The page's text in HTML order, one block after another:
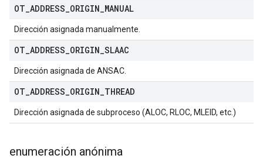
OT ADDRESS ORIGIN MANUAL
Dirección asignada manualmente.
OT ADDRESS ORIGIN SLAAC
Dirección asignada de ANSAC.
OT ADDRESS ORIGIN THREAD
Dirección asignada de subproceso (ALOC, RLOC, MLEID, etc.)
enumeración anónima